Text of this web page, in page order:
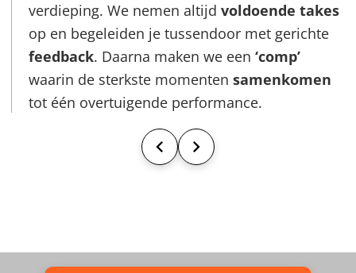
verdieping. We nemen altijdvoldoende takes
op en begeleiden je tussendoor met gerichte
feedback. Daarna maken we een‘comp’
waarin de sterkste momentensamenkomen
tot één overtuigende performance.